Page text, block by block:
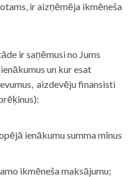
ir aizņēmēja ikmēneša
ir saņēmusi no Jums
un kur esat
aizdevēju finansisti
ienākumu summa mīnus
ikmēneša maksājumu;